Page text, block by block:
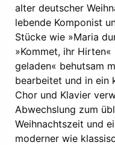
alter deutscher
lebende Komponist
Stücke wie »Maria
»Kommet, ihr
geladen« behutsam
bearbeitet und in ein
Chor und Klavier
Abwechslung zum
Weihnachtszeit und
moderner wie